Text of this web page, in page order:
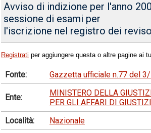
Avviso di indizione per l'anno
sessione di esami per
l'iscrizione nel registro dei
Registrati per aggiungere questa o altre pagine ai
Fonte: Gazzetta ufficiale n.77 del
Ente:
MINISTERO DELLA
PER GLI AFFARI DI
Località:
Nazionale